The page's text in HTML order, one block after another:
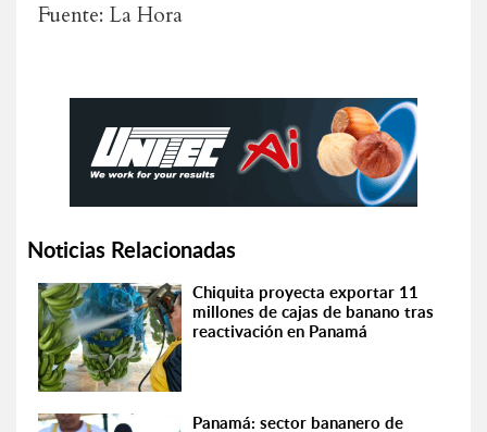
Fuente: La Hora
Noticias Relacionadas
Chiquita proyecta exportar 11
millones de cajas de banano tras
reactivación en Panamá
Panamá: sector bananero de